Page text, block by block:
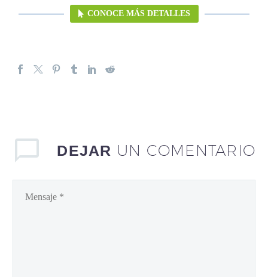
CONOCE MÁS DETALLES
DEJAR UN COMENTARIO